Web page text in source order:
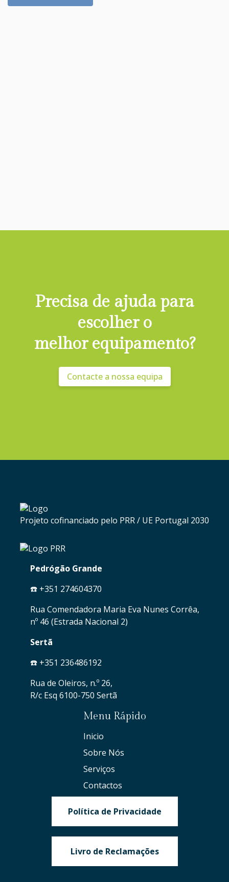
Precisa de ajuda para
escolher o
melhor equipamento?
Contacte a nossa equipa
Projeto cofinanciado pelo PRR / UE Portugal 2030
Pedrógão Grande
☎️ +351 274604370
Rua Comendadora Maria Eva Nunes Corrêa,
nº 46 (Estrada Nacional 2)
Sertã
☎️ +351 236486192
Rua de Oleiros, n.º 26,
R/c Esq 6100-750 Sertã
Menu Rápido
Inicio
Sobre Nós
Serviços
Contactos
Política de Privacidade
Livro de Reclamações